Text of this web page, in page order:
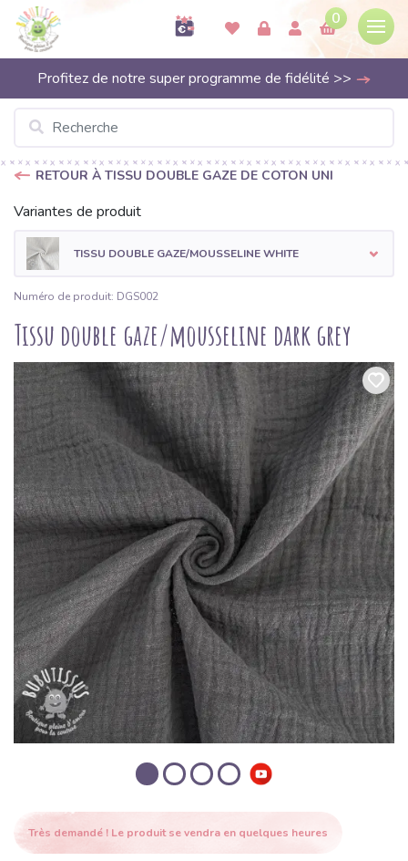
0
Profitez de notre super programme de fidélité >>
RETOUR À TISSU DOUBLE GAZE DE COTON UNI
Variantes de produit
TISSU DOUBLE GAZE/MOUSSELINE WHITE
Numéro de produit: DGS002
Tissu double gaze/mousseline dark grey
Très demandé ! Le produit se vendra en quelques heures